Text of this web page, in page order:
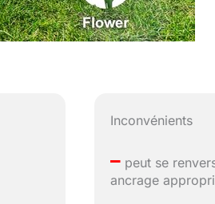
Inconvénients
– peut se
ancrage